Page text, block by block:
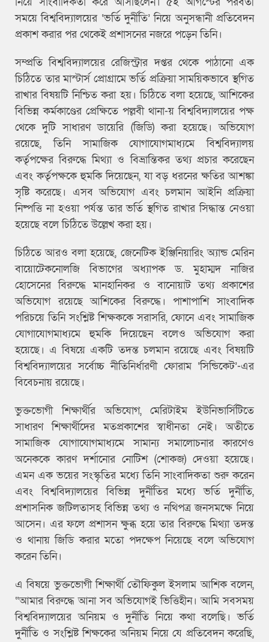
সময়ে বিশ্ববিদ্যালয়ের ‘ভর্তি দুর্নীতি’ নিয়ে অনুসন্ধানী প্রতিবেদন
প্রকাশ করার পর থেকেই প্রশাসনের নজরে পড়েন তিনি।
সম্প্রতি বিশ্ববিদ্যালয়ের রেজিস্ট্রার দপ্তর থেকে পাঠানো এক
চিঠিতে তার মাস্টার্স প্রোগ্রামে ভর্তি প্রক্রিয়া সাময়িকভাবে স্থগিত
রাখার বিষয়টি নিশ্চিত করা হয়। চিঠিতে বলা হয়েছে, আশিকের
বিভিন্ন কর্মকাণ্ডের প্রেক্ষিতে পল্লবী থানা-য় বিশ্ববিদ্যালয়ের পক্ষ
থেকে দুটি সাধারণ ডায়েরি (জিডি) করা হয়েছে। অভিযোগ
রয়েছে, তিনি সামাজিক যোগাযোগমাধ্যমে বিশ্ববিদ্যালয়
কর্তৃপক্ষের বিরুদ্ধে মিথ্যা ও বিভ্রান্তিকর তথ্য প্রচার করেছেন
এবং কর্তৃপক্ষকে হুমকি দিয়েছেন, যা বড় ধরনের ক্ষতির আশঙ্কা
সৃষ্টি করেছে। এসব অভিযোগ এবং চলমান আইনি প্রক্রিয়া
নিষ্পত্তি না হওয়া পর্যন্ত তার ভর্তি স্থগিত রাখার সিদ্ধান্ত নেওয়া
হয়েছে বলে চিঠিতে উল্লেখ করা হয়।
চিঠিতে আরও বলা হয়েছে, জেনেটিক ইঞ্জিনিয়ারিং অ্যান্ড মেরিন
বায়োটেকনোলজি বিভাগের অধ্যাপক ড. মুহাম্মদ নাজির
হোসেনের বিরুদ্ধে মানহানিকর ও বানোয়াট তথ্য প্রকাশের
অভিযোগ রয়েছে আশিকের বিরুদ্ধে। পাশাপাশি সাংবাদিক
পরিচয়ে তিনি সংশ্লিষ্ট শিক্ষককে সরাসরি, ফোনে এবং সামাজিক
যোগাযোগমাধ্যমে হুমকি দিয়েছেন বলেও অভিযোগ করা
হয়েছে। এ বিষয়ে একটি তদন্ত চলমান রয়েছে এবং বিষয়টি
বিশ্ববিদ্যালয়ের সর্বোচ্চ নীতিনির্ধারণী ফোরাম ‘সিন্ডিকেট’-এর
বিবেচনায় রয়েছে।
ভুক্তভোগী শিক্ষার্থীর অভিযোগ, মেরিটাইম ইউনিভার্সিটিতে
সাধারণ শিক্ষার্থীদের মতপ্রকাশের স্বাধীনতা নেই। অতীতে
সামাজিক যোগাযোগমাধ্যমে সামান্য সমালোচনার কারণেও
অনেককে কারণ দর্শানোর নোটিশ (শোকজ) দেওয়া হয়েছে।
এমন এক ভয়ের সংস্কৃতির মধ্যে তিনি সাংবাদিকতা শুরু করেন
এবং বিশ্ববিদ্যালয়ের বিভিন্ন দুর্নীতির মধ্যে ভর্তি দুর্নীতি,
প্রশাসনিক জটিলতাসহ বিভিন্ন তথ্য ও নথিপত্র জনসমক্ষে নিয়ে
আসেন। এর ফলে প্রশাসন ক্ষুব্ধ হয়ে তার বিরুদ্ধে মিথ্যা তদন্ত
ও থানায় জিডি করার মতো পদক্ষেপ নিয়েছে বলে অভিযোগ
করেন তিনি।
এ বিষয়ে ভুক্তভোগী শিক্ষার্থী তৌফিকুল ইসলাম আশিক বলেন,
“আমার বিরুদ্ধে আনা সব অভিযোগই ভিত্তিহীন। আমি সবসময়
বিশ্ববিদ্যালয়ের অনিয়ম ও দুর্নীতি নিয়ে কথা বলেছি। ভর্তি
দুর্নীতি ও সংশ্লিষ্ট শিক্ষকের অনিয়ম নিয়ে যে প্রতিবেদন করেছি,